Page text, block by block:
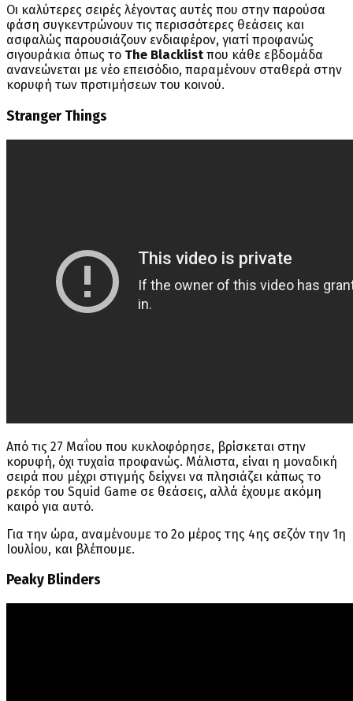
Οι καλύτερες σειρές λέγοντας αυτές που στην παρούσα
φάση συγκεντρώνουν τις περισσότερες θεάσεις και
ασφαλώς παρουσιάζουν ενδιαφέρον, γιατί προφανώς
σιγουράκια όπως το The Blacklist που κάθε εβδομάδα
ανανεώνεται με νέο επεισόδιo, παραμένουν σταθερά στην
κορυφή των προτιμήσεων του κοινού.
Stranger Things
Από τις 27 Μαΐου που κυκλοφόρησε, βρίσκεται στην
κορυφή, όχι τυχαία προφανώς. Μάλιστα, είναι η μοναδική
σειρά που μέχρι στιγμής δείχνει να πλησιάζει κάπως το
ρεκόρ του Squid Game σε θεάσεις, αλλά έχουμε ακόμη
καιρό για αυτό.
Για την ώρα, αναμένουμε το 2ο μέρος της 4ης σεζόν την 1η
Ιουλίου, και βλέπουμε.
Peaky Blinders